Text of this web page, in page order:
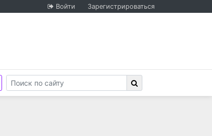
Войти Зарегистрироваться